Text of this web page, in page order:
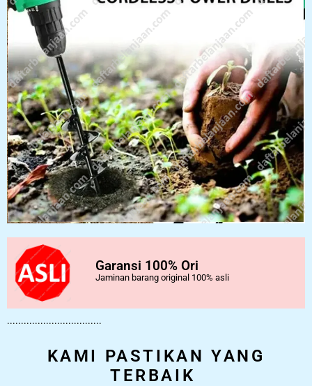
Garansi 100% Ori
Jaminan barang original 100% asli
..................................
KAMI PASTIKAN YANG
TERBAIK